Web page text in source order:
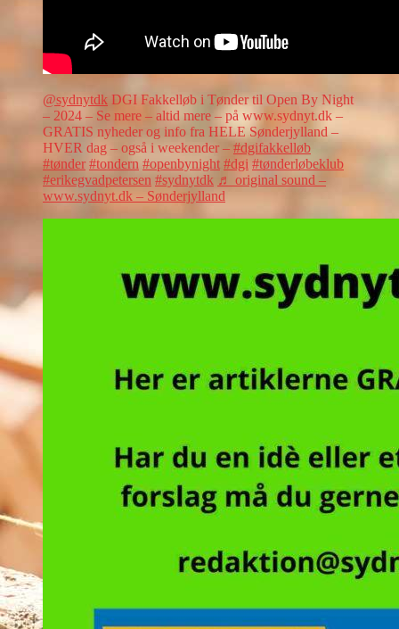
@sydnytdk DGI Fakkelløb i Tønder til Open By Night
– 2024 – Se mere – altid mere – på www.sydnyt.dk –
GRATIS nyheder og info fra HELE Sønderjylland –
HVER dag – også i weekender – #dgifakkelløb
#tønder #tondern #openbynight #dgi #tønderløbeklub
#erikegvadpetersen #sydnytdk ♬ original sound –
www.sydnyt.dk – Sønderjylland